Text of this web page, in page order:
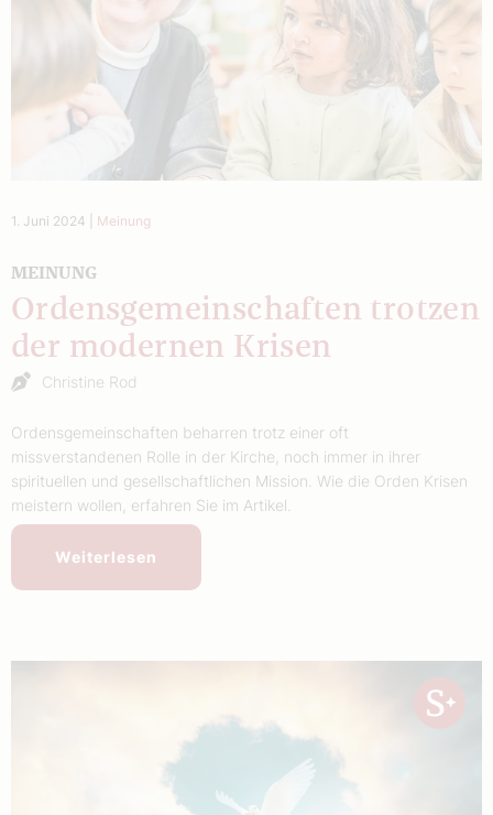
1. Juni 2024 Meinung
MEINUNG
Ordensgemeinschaften trotzen
der modernen Krisen
Christine Rod
Ordensgemeinschaften beharren trotz einer oft
missverstandenen Rolle in der Kirche, noch immer in ihrer
spirituellen und gesellschaftlichen Mission. Wie die Orden Krisen
meistern wollen, erfahren Sie im Artikel.
Weiterlesen